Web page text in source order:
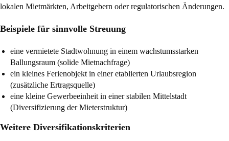
lokalen Mietmärkten, Arbeitgebern oder regulatorischen Änderungen.
Beispiele für sinnvolle Streuung
eine vermietete Stadtwohnung in einem wachstumsstarken
Ballungsraum (solide Mietnachfrage)
ein kleines Ferienobjekt in einer etablierten Urlaubsregion
(zusätzliche Ertragsquelle)
eine kleine Gewerbeeinheit in einer stabilen Mittelstadt
(Diversifizierung der Mieterstruktur)
Weitere Diversifikationskriterien